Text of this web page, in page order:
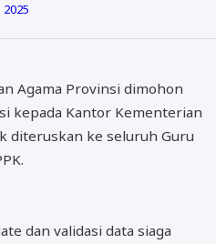
Agama Provinsi dimohon
kepada Kantor Kementerian
diteruskan ke seluruh Guru
dan validasi data siaga